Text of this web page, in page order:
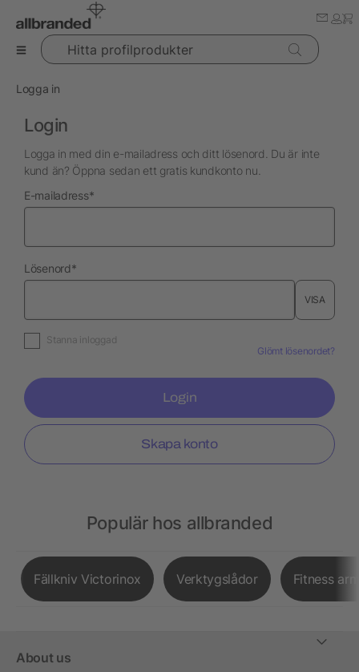
Hitta profilprodukter
Logga in
Login
Logga in med din e-mailadress och ditt lösenord. Du är inte
kund än? Öppna sedan ett gratis kundkonto nu.
E-mailadressnödvändig
*
Lösenordnödvändig
*
VISA
Stanna inloggad
Glömt lösenordet?
Login
Skapa konto
Populär hos allbranded
Fällkniv Victorinox Verktygslådor Fitness
About us